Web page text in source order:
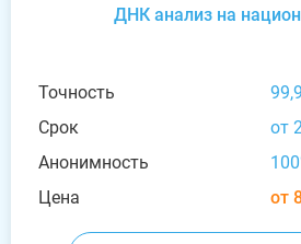
ДНК анализ на
Точность
Срок
от
Анонимность
Цена
от